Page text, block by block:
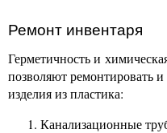
Ремонт инвентаря
Герметичность и
позволяют ремонтировать
изделия из пластика:
Канализационные